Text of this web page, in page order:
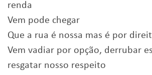
renda
Vem pode chegar
Que a rua é nossa mas é por
Vem vadiar por opção, derrubar
resgatar nosso respeito